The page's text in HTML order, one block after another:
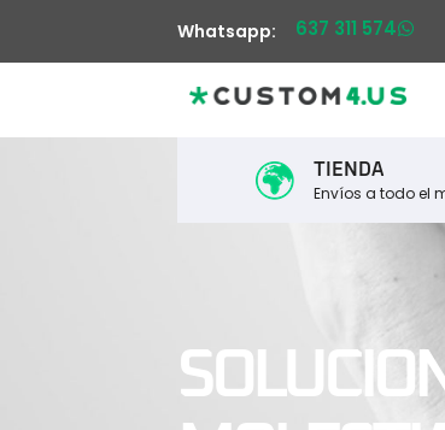
Whatsapp: 637 311 574
TIENDA
Envíos a todo el